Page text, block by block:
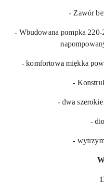
- Zawór
- Wbudowana pompka
- komfortowa miękka
-
- dwa
-
-